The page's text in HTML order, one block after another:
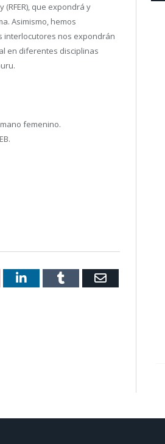
que expondrá y
Asimismo, hemos
interlocutores nos expondrán
en diferentes disciplinas
femenino.
LinkedInTumblrEmail